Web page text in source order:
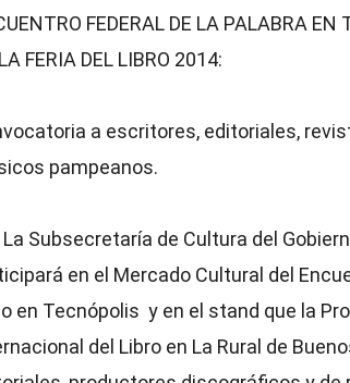
FEDERAL DE LA PALABRA
FERIA DEL LIBRO 2014:
a escritores, editoriales,
pampeanos.
Subsecretaría de Cultura del
en el Mercado Cultural del
en Tecnópolis y en el stand que la
del Libro en La Rural de